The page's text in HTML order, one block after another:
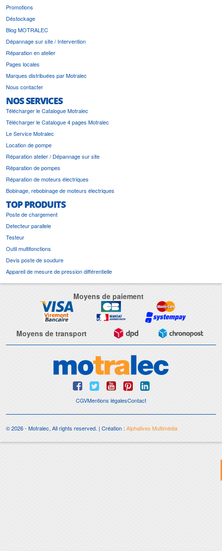
Promotions
Déstockage
Blog MOTRALEC
Dépannage sur site / Intervention
Réparation en atelier
Pages locales
Marques distribuées par Motralec
Nous contacter
NOS SERVICES
Télécharger le Catalogue Motralec
Télécharger le Catalogue 4 pages Motralec
Le Service Motralec
Location de pompe
Réparation atelier / Dépannage sur site
Réparation de pompes
Réparation de moteurs électriques
Bobinage, rebobinage de moteurs électriques
TOP PRODUITS
Poste de chargement
Detecteur parallele
Testeur
Outil multifonctions
Devis poste de soudure
Appareil de mesure de pression différentielle
Moyens de paiement
Moyens de transport
CGVMentions légalesContact
© 2026 - Motralec, All rights reserved. | Création :Alphalives Multimédia